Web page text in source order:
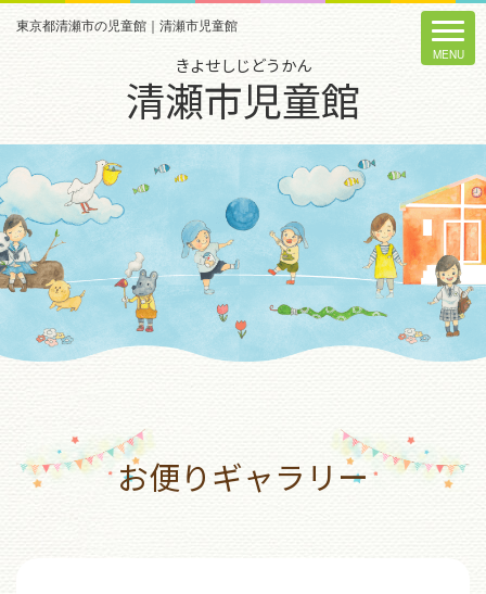
東京都清瀬市の児童館｜清瀬市児童館
きよせしじどうかん
清瀬市児童館
お便りギャラリー